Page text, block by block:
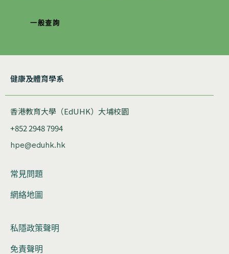
一般查詢
健康及體育學系
香港教育大學（EdUHK）大埔校園
+852 2948 7994
hpe@eduhk.hk
常見問題
網絡地圖
私隱政策聲明
免責聲明